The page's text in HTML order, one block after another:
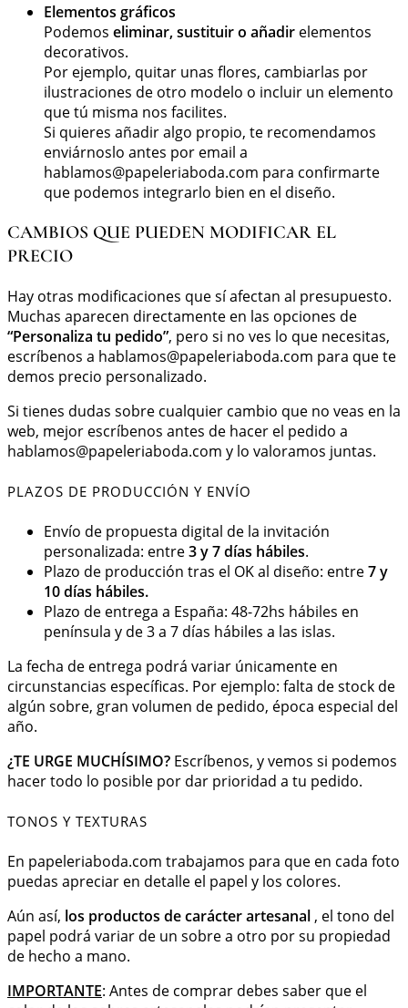
Elementos gráficos
Podemos eliminar, sustituir o añadir elementos
decorativos.
Por ejemplo, quitar unas flores, cambiarlas por
ilustraciones de otro modelo o incluir un elemento
que tú misma nos facilites.
Si quieres añadir algo propio, te recomendamos
enviárnoslo antes por email a
hablamos@papeleriaboda.com para confirmarte
que podemos integrarlo bien en el diseño.
CAMBIOS QUE PUEDEN MODIFICAR EL
PRECIO
Hay otras modificaciones que sí afectan al presupuesto.
Muchas aparecen directamente en las opciones de
“Personaliza tu pedido”, pero si no ves lo que necesitas,
escríbenos a hablamos@papeleriaboda.com para que te
demos precio personalizado.
Si tienes dudas sobre cualquier cambio que no veas en la
web, mejor escríbenos antes de hacer el pedido a
hablamos@papeleriaboda.com y lo valoramos juntas.
PLAZOS DE PRODUCCIÓN Y ENVÍO
Envío de propuesta digital de la invitación
personalizada: entre3 y 7 días hábiles.
Plazo de producción tras el OK al diseño: entre7 y
10 días hábiles.
Plazo de entrega a España: 48-72hs hábiles en
península y de 3 a 7 días hábiles a las islas.
La fecha de entrega podrá variar únicamente en
circunstancias específicas. Por ejemplo: falta de stock de
algún sobre, gran volumen de pedido, época especial del
año.
¿TE URGE MUCHÍSIMO? Escríbenos, y vemos si podemos
hacer todo lo posible por dar prioridad a tu pedido.
TONOS Y TEXTURAS
En papeleriaboda.com trabajamos para que en cada foto
puedas apreciar en detalle el papel y los colores.
Aún así, los productos de carácter artesanal , el tono del
papel podrá variar de un sobre a otro por su propiedad
de hecho a mano.
IMPORTANTE: Antes de comprar debes saber que el